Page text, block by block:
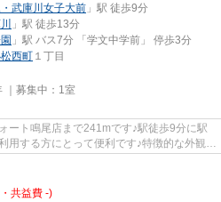
武庫川女子大前 」駅 徒歩9分
」駅 徒歩13分
」駅 バス7分 「学文中学前」 停歩3分
西町 １丁目
募集中： 1室
ート鳴尾店まで241mです♪駅徒歩9分に駅
用する方にとって便利です♪特徴的な外観と
共益費 -)